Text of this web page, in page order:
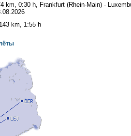
km, 0:30 h, Frankfurt (Rhein-Main) -
km, 1:55 h